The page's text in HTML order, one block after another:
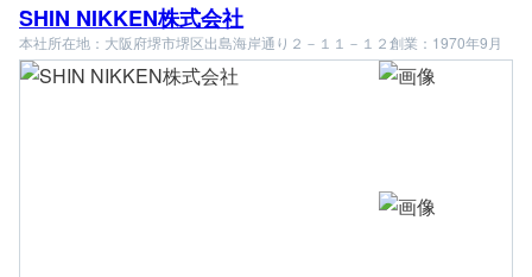
SHIN NIKKEN株式会社
本社所在地：大阪府堺市堺区出島海岸通り２－１１－１２創業：1970年9月